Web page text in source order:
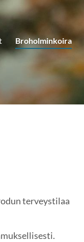
Broholminkoira
terveystilaa